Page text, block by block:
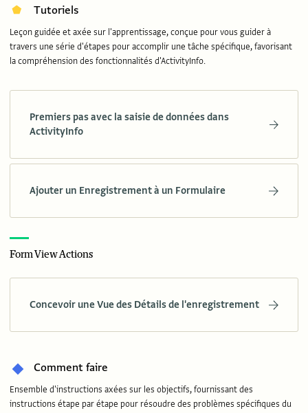
Tutoriels
Leçon guidée et axée sur l'apprentissage, conçue pour vous guider à
travers une série d'étapes pour accomplir une tâche spécifique, favorisant
la compréhension des fonctionnalités d'ActivityInfo.
Premiers pas avec la saisie de données dans
ActivityInfo
Ajouter un Enregistrement à un Formulaire
Form View Actions
Concevoir une Vue des Détails de l'enregistrement
Comment faire
Ensemble d'instructions axées sur les objectifs, fournissant des
instructions étape par étape pour résoudre des problèmes spécifiques du